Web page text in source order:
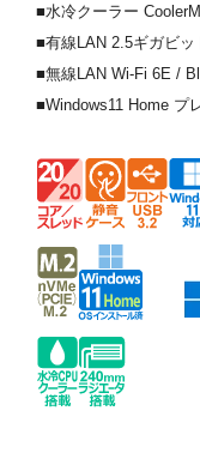
■水冷クーラー
■有線LAN 2.5ギガビッ
■無線LAN Wi-Fi 6E /
■Windows11 Home プ